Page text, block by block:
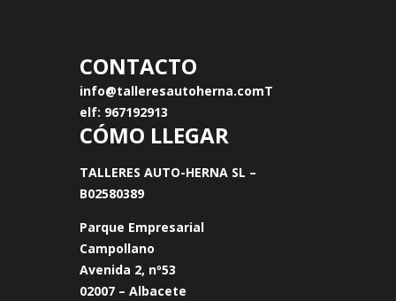
CONTACTO
info@talleresautoherna.comT
elf: 967192913
CÓMO LLEGAR
TALLERES AUTO-HERNA SL –
B02580389
Parque Empresarial
Campollano
Avenida 2, nº53
02007 – Albacete